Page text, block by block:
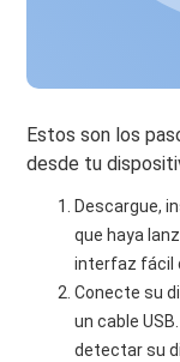
Estos son los
desde tu
Descargue,
que haya
interfaz fácil
Conecte su
un cable
detectar su